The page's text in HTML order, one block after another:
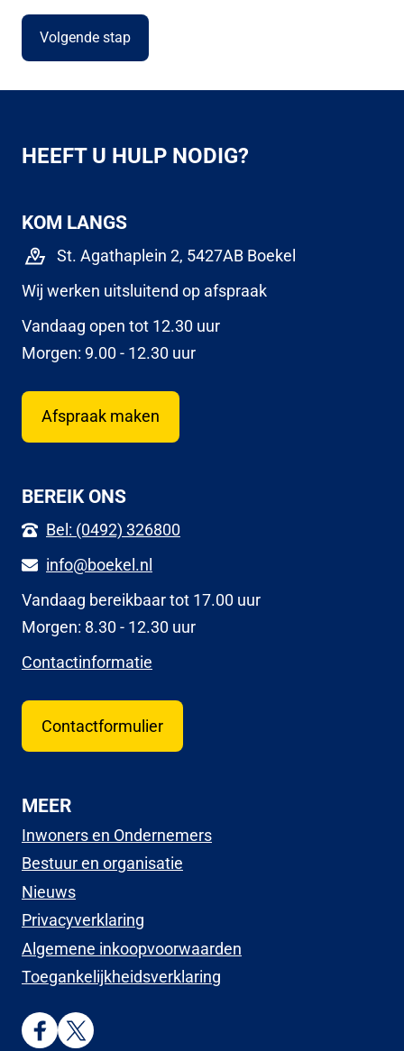
HEEFT U HULP NODIG?
KOM LANGS
St. Agathaplein 2, 5427AB Boekel
Wij werken uitsluitend op afspraak
Vandaag open tot 12.30 uur
Morgen: 9.00 - 12.30 uur
Afspraak maken
BEREIK ONS
Bel: (0492) 326800
info@boekel.nl
Vandaag bereikbaar tot 17.00 uur
Morgen: 8.30 - 12.30 uur
Contactinformatie
Contactformulier
MEER
Inwoners en Ondernemers
Bestuur en organisatie
Nieuws
Privacyverklaring
Algemene inkoopvoorwaarden
Toegankelijkheidsverklaring